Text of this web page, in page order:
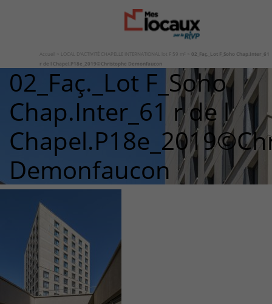
Accueil LOCAL D’ACTIVITÉ CHAPELLE INTERNATIONAL lot F 59 m²
02_Faç._Lot F_Soho Chap.Inter_61
r de l Chapel.P18e_2019©Christophe Demonfaucon
02_Faç._Lot F_Soho
Chap.Inter_61 r de l
Demonfaucon